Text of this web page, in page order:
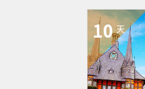
10 天